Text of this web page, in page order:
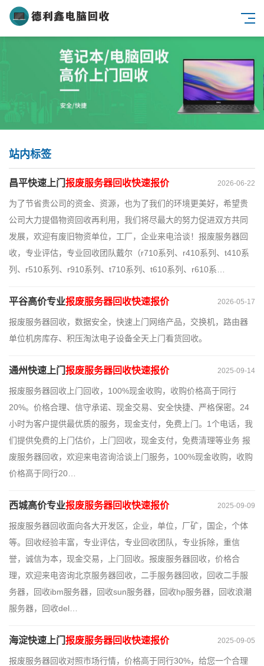
站内标签
2026-06-22
昌平快速上门 报废服务器回收快速报价
为了节省贵公司的资金、资源，也为了我们的环境更美好，希望贵
公司大力提倡物资回收再利用，我们将尽最大的努力促进双方共同
发展，欢迎有废旧物资单位，工厂，企业来电洽谈！报废服务器回
收，专业评估，专业回收团队戴尔（r710系列、r410系列、t410系
列、r510系列、r910系列、t710系列、t610系列、r610系…
2026-05-17
平谷高价专业报废服务器回收快速报价
报废服务器回收，数据安全，快速上门网络产品，交换机，路由器
单位机房库存、积压淘汰电子设备全天上门看货回收。
2025-09-14
通州快速上门 报废服务器回收快速报价
报废服务器回收上门回收，100%现金收购，收购价格高于同行
20%。价格合理、信守承诺、现金交易、安全快捷、严格保密。24
小时为客户提供最优质的服务，现金支付，免费上门。1个电话，我
们提供免费的上门估价，上门回收，现金支付，免费清理等业务 报
废服务器回收，欢迎来电咨询洽谈上门服务，100%现金收购，收购
价格高于同行20…
2025-09-09
西城高价专业报废服务器回收快速报价
报废服务器回收面向各大开发区，企业，单位，厂矿，国企，个体
等。回收经验丰富，专业评估，专业回收团队，专业拆除，重信
誉，诚信为本，现金交易，上门回收。报废服务器回收，价格合
理，欢迎来电咨询北京服务器回收，二手服务器回收，回收二手服
务器，回收ibm服务器，回收sun服务器，回收hp服务器，回收浪潮
服务器，回收del…
2025-09-05
海淀快速上门 报废服务器回收快速报价
报废服务器回收对照市场行情，价格高于同行30%，给您一个合理